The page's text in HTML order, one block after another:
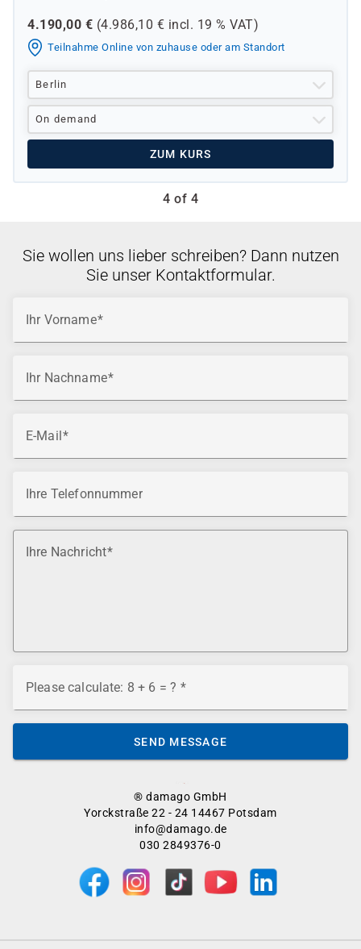
4.190,00 € (4.986,10 € incl. 19 % VAT)
Teilnahme Online von zuhause oder am Standort
Berlin
On demand
ZUM KURS
4 of 4
® damago GmbH
Yorckstraße 22 - 24 14467 Potsdam
info@damago.de
030 2849376-0
Sie wollen uns lieber schreiben? Dann nutzen
Sie unser Kontaktformular.
Ihr Vorname
Ihr Nachname
E-Mail
Ihre Telefonnummer
Ihre Nachricht
Please calculate: 8 + 6 = ?
SEND MESSAGE